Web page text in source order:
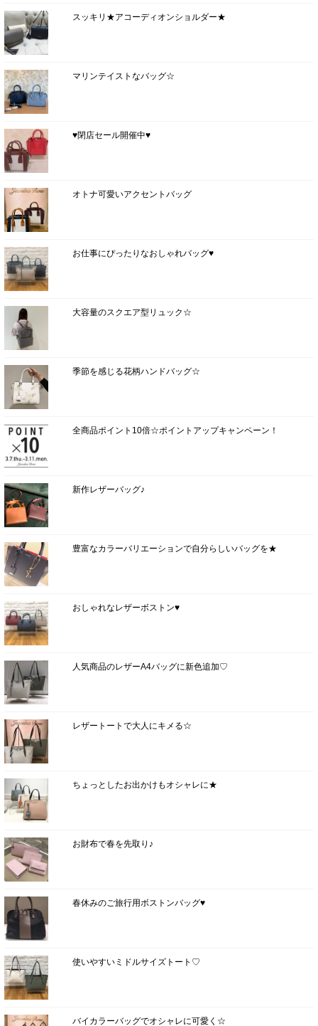
スッキリ★アコーディオンショルダー★
マリンテイストなバッグ☆
♥閉店セール開催中♥
オトナ可愛いアクセントバッグ
お仕事にぴったりなおしゃれバッグ♥
大容量のスクエア型リュック☆
季節を感じる花柄ハンドバッグ☆
全商品ポイント10倍☆ポイントアップキャンペーン！
新作レザーバッグ♪
豊富なカラーバリエーションで自分らしいバッグを★
おしゃれなレザーボストン♥
人気商品のレザーA4バッグに新色追加♡
レザートートで大人にキメる☆
ちょっとしたお出かけもオシャレに★
お財布で春を先取り♪
春休みのご旅行用ボストンバッグ♥
使いやすいミドルサイズトート♡
バイカラーバッグでオシャレに可愛く☆